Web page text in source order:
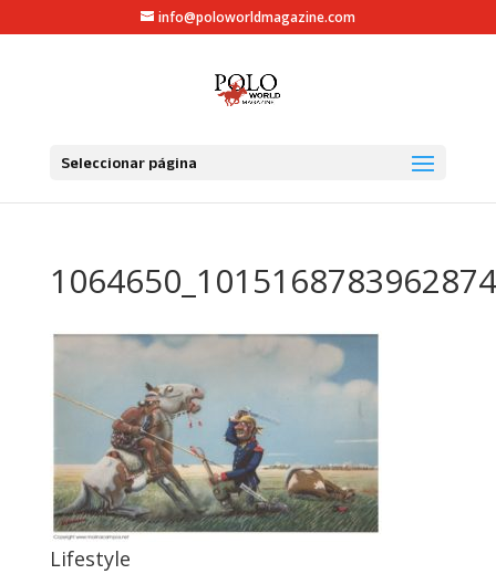
info@poloworldmagazine.com
Seleccionar página
Lifestyle